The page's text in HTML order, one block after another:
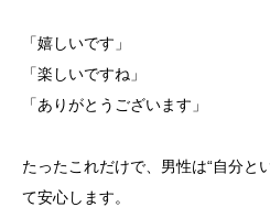
「嬉しいです」
「楽しいですね」
「ありがとうございます」
たったこれだけで、男性は“自分と
て安心します。